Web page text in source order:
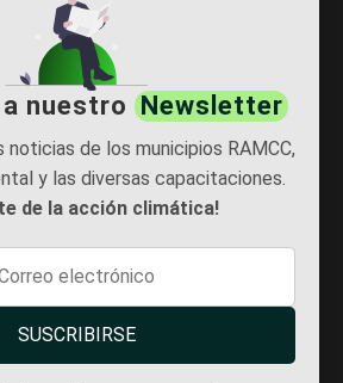
nuestro Newsletter
noticias de los municipios RAMCC,
y las diversas capacitaciones.
de la acción climática!
SUSCRIBIRSE